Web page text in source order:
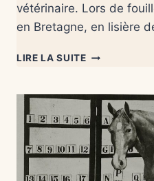
vétérinaire. Lors de
en Bretagne, en lisière
LIRE LA SUITE